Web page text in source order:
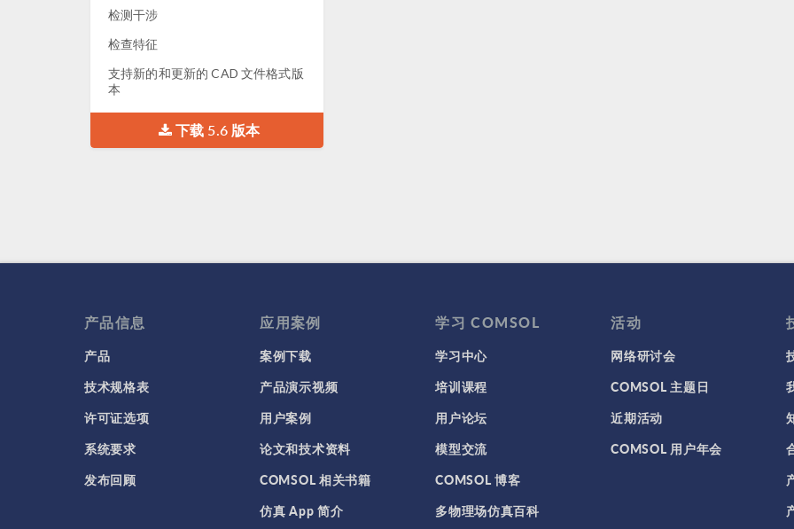
检测干涉
检查特征
支持新的和更新的 CAD 文件格式版
本
下载 5.6 版本
产品信息
产品
技术规格表
许可证选项
系统要求
发布回顾
应用案例
案例下载
产品演示视频
用户案例
论文和技术资料
COMSOL 相关书籍
仿真 App 简介
学习 COMSOL
学习中心
培训课程
用户论坛
模型交流
COMSOL 博客
多物理场仿真百科
活动
网络研讨会
COMSOL 主题日
近期活动
COMSOL 用户年会